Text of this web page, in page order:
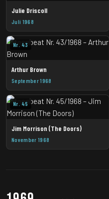
Julie Driscoll
Juli 1968
Nr. 43
Arthur Brown
September 1968
Nr. 45
Jim Morrison (The Doors)
November 1968